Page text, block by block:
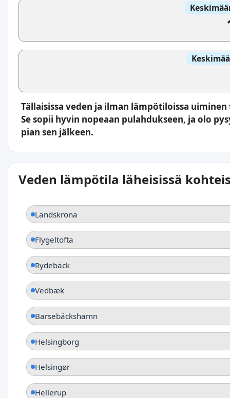
Tällaisissa veden ja ilman lämpötiloissa
Se sopii hyvin nopeaan pulahdukseen, ja olo
pian sen jälkeen.
Veden lämpötila läheisissä
Landskrona
Flygeltofta
Rydebäck
Vedbæk
Barsebäckshamn
Helsingborg
Helsingør
Hellerup